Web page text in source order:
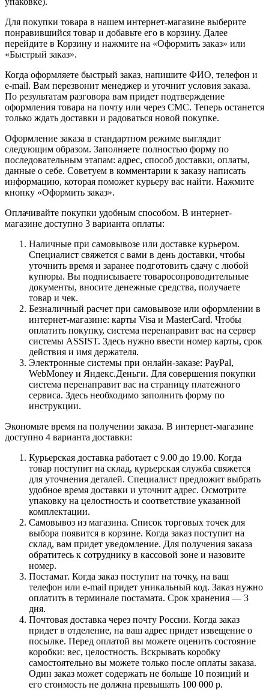
Для покупки товара в нашем интернет-магазине выберите
понравившийся товар и добавьте его в корзину. Далее
перейдите в Корзину и нажмите на «Оформить заказ» или
«Быстрый заказ».
Когда оформляете быстрый заказ, напишите ФИО, телефон и
e-mail. Вам перезвонит менеджер и уточнит условия заказа.
По результатам разговора вам придет подтверждение
оформления товара на почту или через СМС. Теперь останется
только ждать доставки и радоваться новой покупке.
Оформление заказа в стандартном режиме выглядит
следующим образом. Заполняете полностью форму по
последовательным этапам: адрес, способ доставки, оплаты,
данные о себе. Советуем в комментарии к заказу написать
информацию, которая поможет курьеру вас найти. Нажмите
кнопку «Оформить заказ».
Оплачивайте покупки удобным способом. В интернет-
магазине доступно 3 варианта оплаты:
Наличные при самовывозе или доставке курьером.
Специалист свяжется с вами в день доставки, чтобы
уточнить время и заранее подготовить сдачу с любой
купюры. Вы подписываете товаросопроводительные
документы, вносите денежные средства, получаете
товар и чек.
Безналичный расчет при самовывозе или оформлении в
интернет-магазине: карты Visa и MasterCard. Чтобы
оплатить покупку, система перенаправит вас на сервер
системы ASSIST. Здесь нужно ввести номер карты, срок
действия и имя держателя.
Электронные системы при онлайн-заказе: PayPal,
WebMoney и Яндекс.Деньги. Для совершения покупки
система перенаправит вас на страницу платежного
сервиса. Здесь необходимо заполнить форму по
инструкции.
Экономьте время на получении заказа. В интернет-магазине
доступно 4 варианта доставки:
Курьерская доставка работает с 9.00 до 19.00. Когда
товар поступит на склад, курьерская служба свяжется
для уточнения деталей. Специалист предложит выбрать
удобное время доставки и уточнит адрес. Осмотрите
упаковку на целостность и соответствие указанной
комплектации.
Самовывоз из магазина. Список торговых точек для
выбора появится в корзине. Когда заказ поступит на
склад, вам придет уведомление. Для получения заказа
обратитесь к сотруднику в кассовой зоне и назовите
номер.
Постамат. Когда заказ поступит на точку, на ваш
телефон или e-mail придет уникальный код. Заказ нужно
оплатить в терминале постамата. Срок хранения — 3
дня.
Почтовая доставка через почту России. Когда заказ
придет в отделение, на ваш адрес придет извещение о
посылке. Перед оплатой вы можете оценить состояние
коробки: вес, целостность. Вскрывать коробку
самостоятельно вы можете только после оплаты заказа.
Один заказ может содержать не больше 10 позиций и
его стоимость не должна превышать 100 000 р.